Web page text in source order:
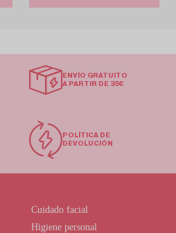
ENVÍO GRATUITO
A PARTIR DE 35€
POLÍTICA DE
DEVOLUCIÓN
Cuidado facial
Higiene personal